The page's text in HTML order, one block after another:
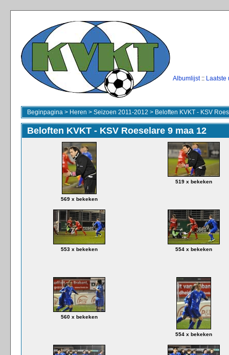
Albumlijst:: Laatste
Beginpagina > Heren > Seizoen 2011-2012 > Beloften KVKT - KSV
Beloften KVKT - KSV Roeselare 9 maa 12
569 x bekeken
519 x bekeken
553 x bekeken 554 x bekeken
560 x bekeken
554 x bekeken